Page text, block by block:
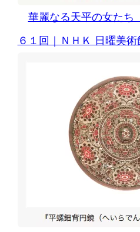
華麗なる天平の女た
６１回｜ＮＨＫ 日曜美術